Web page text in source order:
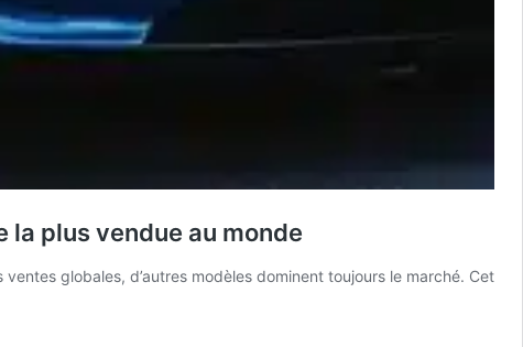
plus vendue au monde
globales, d’autres modèles dominent toujours le marché. Cet